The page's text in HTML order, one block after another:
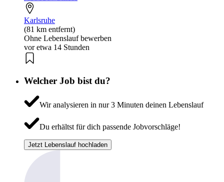
Karlsruhe
(81 km entfernt)
Ohne Lebenslauf bewerben
vor etwa 14 Stunden
Welcher Job bist du?
Wir analysieren in nur 3 Minuten deinen Lebenslauf
Du erhältst für dich passende Jobvorschläge!
Jetzt Lebenslauf hochladen